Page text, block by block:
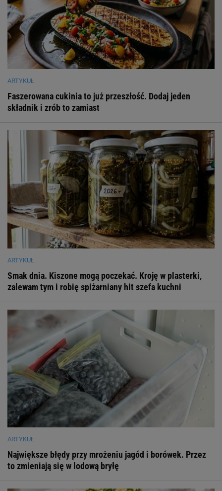
ARTYKUŁ
Faszerowana cukinia to już przeszłość. Dodaj jeden
składnik i zrób to zamiast
ARTYKUŁ
Smak dnia. Kiszone mogą poczekać. Kroję w plasterki,
zalewam tym i robię spiżarniany hit szefa kuchni
ARTYKUŁ
Największe błędy przy mrożeniu jagód i borówek. Przez
to zmieniają się w lodową bryłę